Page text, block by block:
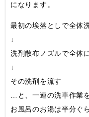
になります。
最初の埃落としで全体
↓
洗剤散布ノズルで全体
↓
その洗剤を流す
…と、一連の洗車作業
お風呂のお湯は半分ぐ